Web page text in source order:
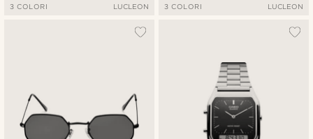
3 COLORI LUCLEON 3 COLORI LUCLEON